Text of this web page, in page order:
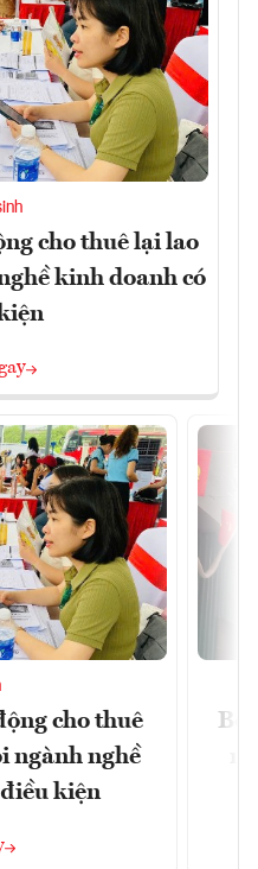
cho thuê lại lao
kinh doanh có
cho thuê
ngành nghề
kiện
Bộ